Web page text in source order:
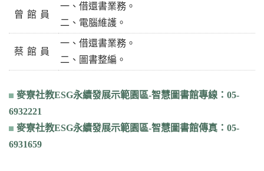
曾館員
一、借還書業務。
二、電腦維護。
蔡館員
一、借還書業務。
二、圖書整編。
麥寮社教ESG永續發展示範園區-智慧圖書館專線：05-
6932221
麥寮社教ESG永續發展示範園區-智慧圖書館傳真：05-
6931659